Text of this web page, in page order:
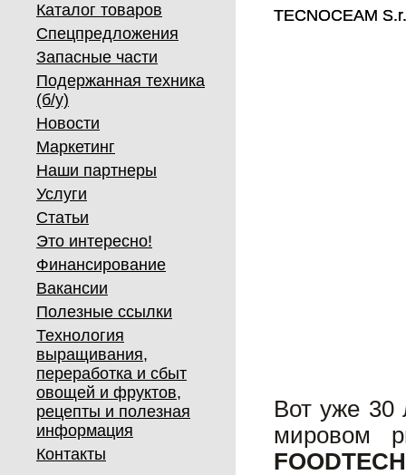
Каталог товаров
Спецпредложения
Запасные части
Подержанная техника
(б/у)
Новости
Маркетинг
Наши партнеры
Услуги
Статьи
Это интересно!
Финансирование
Вакансии
Полезные ссылки
Технология
выращивания,
переработка и сбыт
овощей и фруктов,
рецепты и полезная
информация
Контакты
TECNOCEAM
TECNOCEAM
Вот уже 30
мировом